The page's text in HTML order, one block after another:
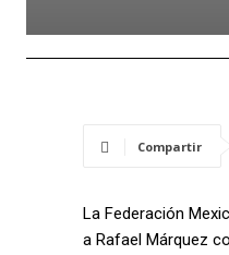
Compartir
La Federación
a Rafael Márquez